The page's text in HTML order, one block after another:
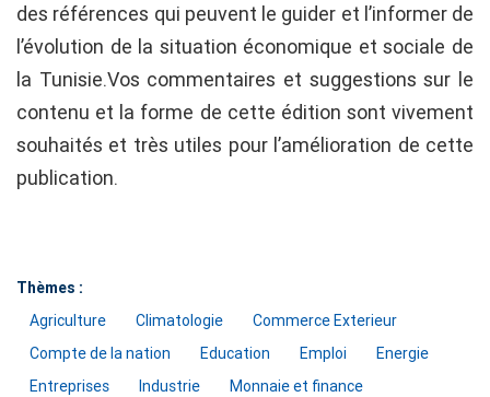
des références qui peuvent le guider et l’informer de
l’évolution de la situation économique et sociale de
la Tunisie.Vos commentaires et suggestions sur le
contenu et la forme de cette édition sont vivement
souhaités et très utiles pour l’amélioration de cette
publication.
Thèmes :
Agriculture
Climatologie
Commerce Exterieur
Compte de la nation
Education Emploi
Energie
Entreprises
Industrie
Monnaie et finance